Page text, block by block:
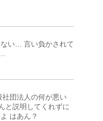
い… 言い負かされて
社団法人の何が悪い
と説明してくれずに
はあん？